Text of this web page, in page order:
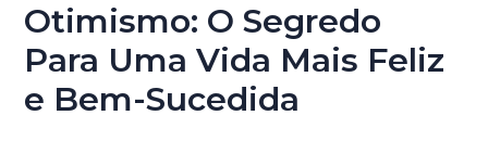
Otimismo: O Segredo
Para Uma Vida Mais Feliz
e Bem-Sucedida